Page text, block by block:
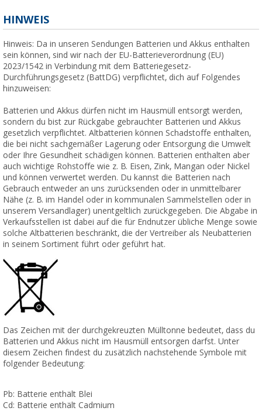
HINWEIS
Hinweis: Da in unseren Sendungen Batterien und Akkus enthalten
sein können, sind wir nach der EU-Batterieverordnung (EU)
2023/1542 in Verbindung mit dem Batteriegesetz-
Durchführungsgesetz (BattDG) verpflichtet, dich auf Folgendes
hinzuweisen:
Batterien und Akkus dürfen nicht im Hausmüll entsorgt werden,
sondern du bist zur Rückgabe gebrauchter Batterien und Akkus
gesetzlich verpflichtet. Altbatterien können Schadstoffe enthalten,
die bei nicht sachgemäßer Lagerung oder Entsorgung die Umwelt
oder Ihre Gesundheit schädigen können. Batterien enthalten aber
auch wichtige Rohstoffe wie z. B. Eisen, Zink, Mangan oder Nickel
und können verwertet werden. Du kannst die Batterien nach
Gebrauch entweder an uns zurücksenden oder in unmittelbarer
Nähe (z. B. im Handel oder in kommunalen Sammelstellen oder in
unserem Versandlager) unentgeltlich zurückgegeben. Die Abgabe in
Verkaufsstellen ist dabei auf die für Endnutzer übliche Menge sowie
solche Altbatterien beschränkt, die der Vertreiber als Neubatterien
in seinem Sortiment führt oder geführt hat.
Das Zeichen mit der durchgekreuzten Mülltonne bedeutet, dass du
Batterien und Akkus nicht im Hausmüll entsorgen darfst. Unter
diesem Zeichen findest du zusätzlich nachstehende Symbole mit
folgender Bedeutung:
Pb: Batterie enthält Blei
Cd: Batterie enthält Cadmium